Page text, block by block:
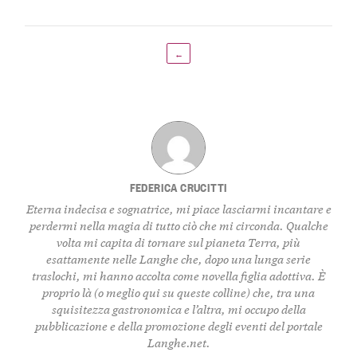
←
FEDERICA CRUCITTI
Eterna indecisa e sognatrice, mi piace lasciarmi incantare e
perdermi nella magia di tutto ciò che mi circonda. Qualche
volta mi capita di tornare sul pianeta Terra, più
esattamente nelle Langhe che, dopo una lunga serie
traslochi, mi hanno accolta come novella figlia adottiva. È
proprio là (o meglio qui su queste colline) che, tra una
squisitezza gastronomica e l’altra, mi occupo della
pubblicazione e della promozione degli eventi del portale
Langhe.net.